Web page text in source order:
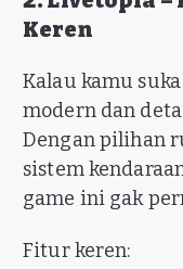
Keren
Kalau kamu
modern dan
Dengan pilihan
sistem
game ini gak
Fitur keren: